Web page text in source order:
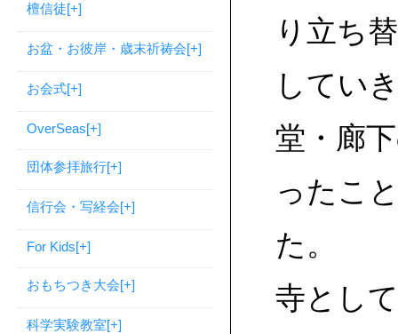
檀信徒[+]
お盆・お彼岸・歳末祈祷会[+]
お会式[+]
OverSeas[+]
団体参拝旅行[+]
信行会・写経会[+]
For Kids[+]
おもちつき大会[+]
科学実験教室[+]
り立ち
してい
堂・廊
ったこ
た。
寺とし